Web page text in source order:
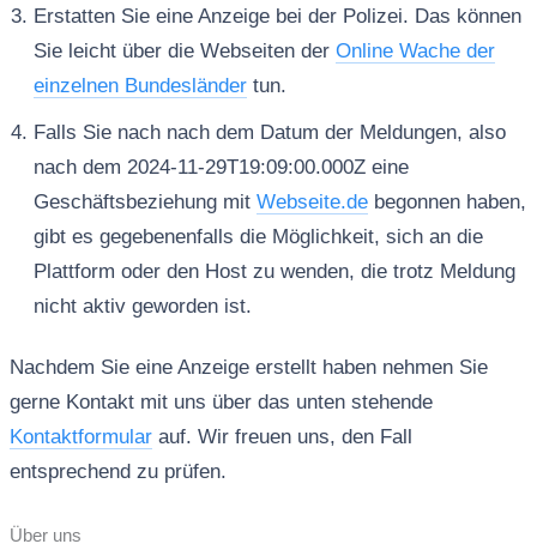
Erstatten Sie eine Anzeige bei der Polizei. Das können
Sie leicht über die Webseiten der Online Wache der
einzelnen Bundesländertun.
Falls Sie nach nach dem Datum der Meldungen, also
nach dem 2024-11-29T19:09:00.000Z eine
Geschäftsbeziehung mit Webseite.debegonnen haben,
gibt es gegebenenfalls die Möglichkeit, sich an die
Plattform oder den Host zu wenden, die trotz Meldung
nicht aktiv geworden ist.
Nachdem Sie eine Anzeige erstellt haben nehmen Sie
gerne Kontakt mit uns über das unten stehende
Kontaktformularauf. Wir freuen uns, den Fall
entsprechend zu prüfen.
Über uns